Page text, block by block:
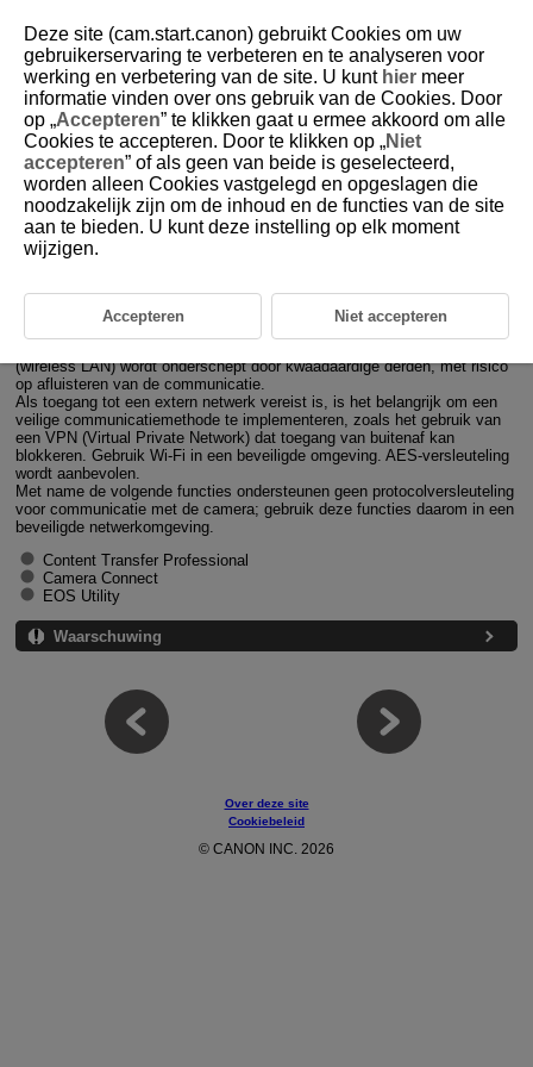
D388-197
Beveiliging
Zorg bij het verbinden van de camera met een netwerk dat u een
beveiligde netwerkomgeving gebruikt.
Het wordt aangeraden de camera te gebruiken met de
standaardinstellingen.
onbevoegde toegang door onbedoelde derden, of op cyberaanvallen. Als
u geen toegang vanaf een extern netwerk nodig hebt, blokkeer de
toegang dan fysiek en/of virtueel zodat alleen opgegeven apparaten
(wireless LAN) wordt onderschept door kwaadaardige derden, met risico
op afluisteren van de communicatie.
Als toegang tot een extern netwerk vereist is, is het belangrijk om een
veilige communicatiemethode te implementeren, zoals het gebruik van
een VPN (Virtual Private Network) dat toegang van buitenaf kan
blokkeren. Gebruik Wi-Fi in een beveiligde omgeving. AES-versleuteling
wordt aanbevolen.
Met name de volgende functies ondersteunen geen protocolversleuteling
voor communicatie met de camera; gebruik deze functies daarom in een
beveiligde netwerkomgeving.
Content Transfer Professional
Camera Connect
EOS Utility
Waarschuwing
Over deze site
Cookiebeleid
© CANON INC. 2026
Deze site (cam.start.canon) gebruikt Cookies om uw
gebruikerservaring te verbeteren en te analyseren voor
werking en verbetering van de site. U kunt hier meer
informatie vinden over ons gebruik van de Cookies. Door
op „Accepteren” te klikken gaat u ermee akkoord om alle
Cookies te accepteren. Door te klikken op „Niet
accepteren” of als geen van beide is geselecteerd,
worden alleen Cookies vastgelegd en opgeslagen die
noodzakelijk zijn om de inhoud en de functies van de site
aan te bieden. U kunt deze instelling op elk moment
wijzigen.
Accepteren Niet accepteren